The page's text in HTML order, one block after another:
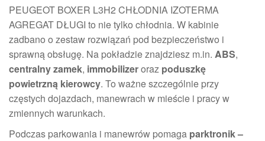
PEUGEOT BOXER L3H2 CHŁODNIA IZOTERMA
AGREGAT DŁUGI to nie tylko chłodnia. W kabinie
zadbano o zestaw rozwiązań pod bezpieczeństwo i
sprawną obsługę. Na pokładzie znajdziesz m.in. ABS,
centralny zamek, immobilizeroraz poduszkę
powietrzną kierowcy. To ważne szczególnie przy
częstych dojazdach, manewrach w mieście i pracy w
zmiennych warunkach.
Podczas parkowania i manewrów pomaga parktronik –